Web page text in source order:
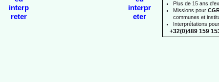
Plus de 15 ans
Missions pour
communes et
Interprétations
+32(0)489 159